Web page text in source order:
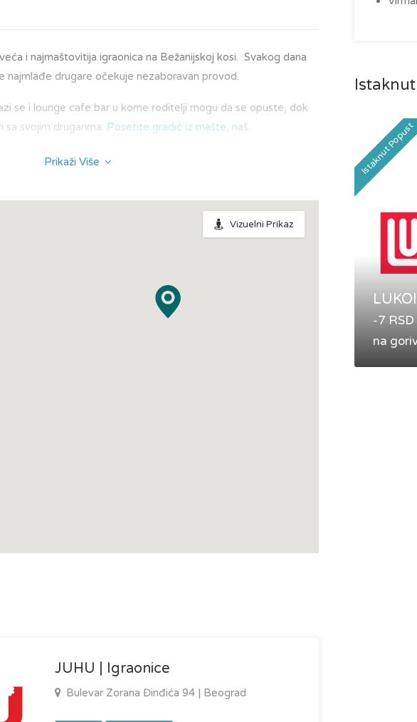
i najmaštovitija igraonica na Bežanijskoj kosi. Svakog dana
najmlađe drugare očekuje nezaboravan provod.
se i lounge cafe bar u kome roditelji mogu da se opuste, dok
sa svojim drugarima. Posetite gradić iz mašte, naš
Prikaži Više
Vizuelni Prikaz
JUHU | Igraonice
Bulevar Zorana Đinđića 94 | Beograd
Istaknut Popust
-7 RSD
na